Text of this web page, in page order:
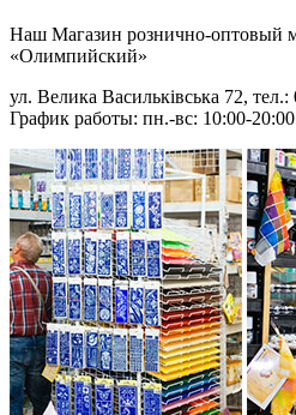
Наш Магазин рознично-оптовый
«Олимпийский»
ул. Велика Васильківська 72,
График работы: пн.-вс: 10:00-20:00